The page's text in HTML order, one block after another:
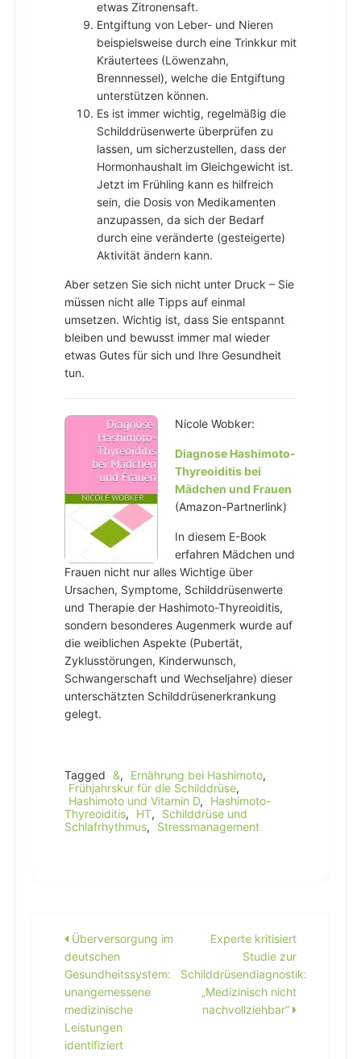
etwas Zitronensaft.
Entgiftung von Leber- und Nieren
beispielsweise durch eine Trinkkur mit
Kräutertees (Löwenzahn,
Brennnessel), welche die Entgiftung
unterstützen können.
Es ist immer wichtig, regelmäßig die
Schilddrüsenwerte überprüfen zu
lassen, um sicherzustellen, dass der
Hormonhaushalt im Gleichgewicht ist.
Jetzt im Frühling kann es hilfreich
sein, die Dosis von Medikamenten
anzupassen, da sich der Bedarf
durch eine veränderte (gesteigerte)
Aktivität ändern kann.
Aber setzen Sie sich nicht unter Druck – Sie
müssen nicht alle Tipps auf einmal
umsetzen. Wichtig ist, dass Sie entspannt
bleiben und bewusst immer mal wieder
etwas Gutes für sich und Ihre Gesundheit
tun.
Nicole Wobker:
Diagnose Hashimoto-
Thyreoiditis bei
Mädchen und Frauen
(Amazon-Partnerlink)
In diesem E-Book
erfahren Mädchen und
Frauen nicht nur alles Wichtige über
Ursachen, Symptome, Schilddrüsenwerte
und Therapie der Hashimoto-Thyreoiditis,
sondern besonderes Augenmerk wurde auf
die weiblichen Aspekte (Pubertät,
Zyklusstörungen, Kinderwunsch,
Schwangerschaft und Wechseljahre) dieser
unterschätzten Schilddrüsenerkrankung
gelegt.
Tagged &, Ernährung bei Hashimoto,
Frühjahrskur für die Schilddrüse,
Hashimoto und Vitamin D,
Hashimoto-
Thyreoiditis, HT,
Schilddrüse und
Schlafrhythmus, Stressmanagement
Beitragsnavigation
Überversorgung im
deutschen
Gesundheitssystem:
unangemessene
medizinische
Leistungen
identifiziert
Experte kritisiert
Studie zur
Schilddrüsendiagnostik:
„Medizinisch nicht
nachvollziehbar“